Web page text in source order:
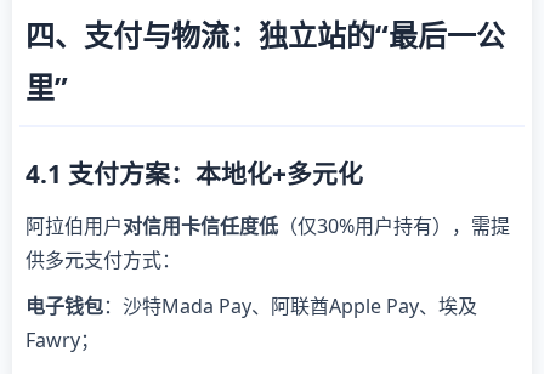
四、支付与物流：独立站的“最后一公
里”
4.1 支付方案：本地化+多元化
阿拉伯用户对信用卡信任度低 （仅30%用户持有），需提
供多元支付方式：
电子钱包：沙特Mada Pay、阿联酋Apple Pay、埃及
Fawry；